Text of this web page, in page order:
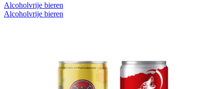
Alcoholvrije bieren
Alcoholvrije bieren